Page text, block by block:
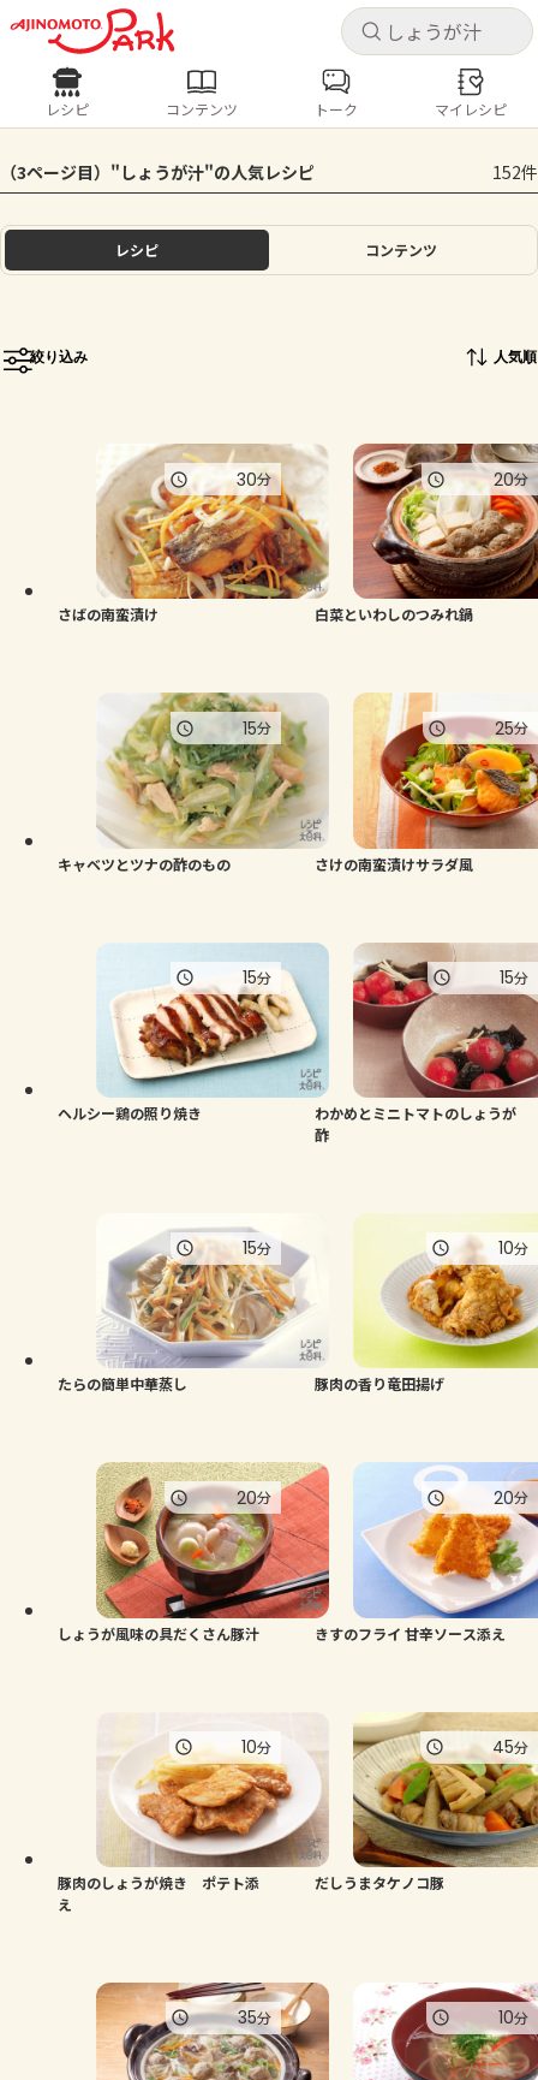
キャ
ログインするとレシピを保存できます
ログイン
ホーム
トーク
よくあるお問い合わせ
お買い物
キャ
レシピ コンテンツ
人気の食材・レシピ
きゅうり なす トマト とうもろこし
ピーマン
レシピ コンテンツ トーク マイレシピ
（3ページ目）"しょうが汁"の人気レシピ 152件
レシピ コンテンツ
絞り込み 人気順
さばの南蛮漬け
30分
白菜といわしのつみれ鍋
20分
キャベツとツナの酢のもの
15分
さけの南蛮漬けサラダ風
25分
ヘルシー鶏の照り焼き
15分
わかめとミニトマトのしょうが
酢
15分
たらの簡単中華蒸し
15分
豚肉の香り竜田揚げ
10分
しょうが風味の具だくさん豚汁
20分
きすのフライ 甘辛ソース添え
20分
豚肉のしょうが焼き ポテト添
え
10分
だしうまタケノコ豚
45分
35分 10分